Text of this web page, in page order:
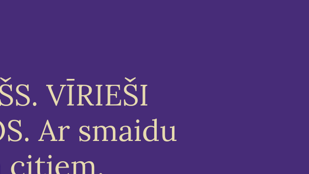
VĪRIEŠI
Ar smaidu
citiem.